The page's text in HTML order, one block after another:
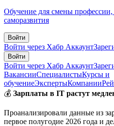
Обучение для смены профессии,
саморазвития
Войти
Войти через Хабр Аккаунт
Войти
Войти через Хабр Аккаунт
ВакансииСпециалистыКурсы и
обучениеЭкспертыКомпании
💰 Зарплаты в IT растут
Проанализировали данные из
первое полугодие 2026 года и